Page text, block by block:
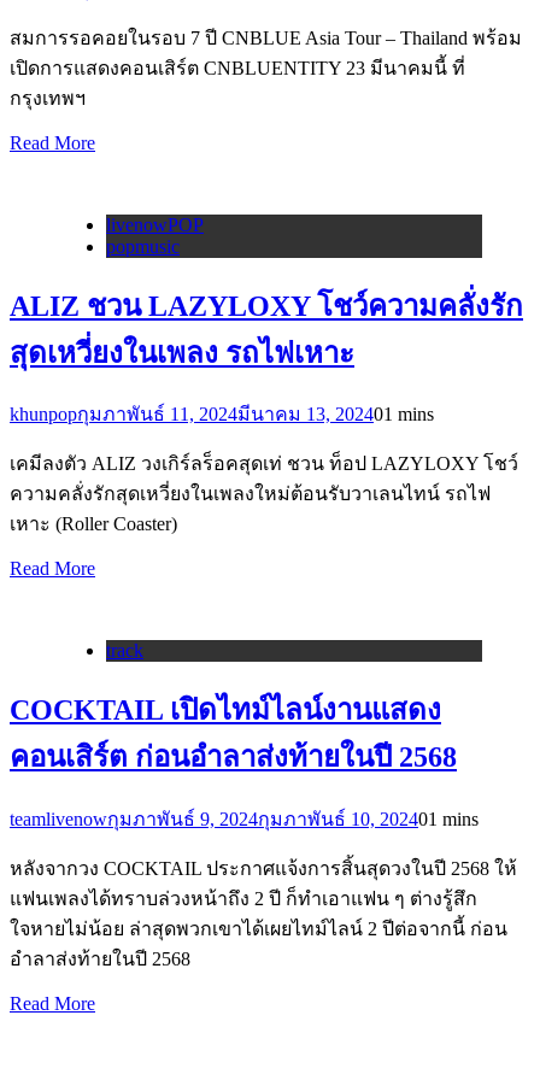
สมการรอคอยในรอบ 7 ปี CNBLUE Asia Tour – Thailand พร้อม
เปิดการแสดงคอนเสิร์ต CNBLUENTITY 23 มีนาคมนี้ ที่
กรุงเทพฯ
Read More
livenowPOP
popmusic
ALIZ ชวน LAZYLOXY โชว์ความคลั่งรัก
สุดเหวี่ยงในเพลง รถไฟเหาะ
khunpopกุมภาพันธ์ 11, 2024มีนาคม 13, 202401 mins
เคมีลงตัว ALIZ วงเกิร์ลร็อคสุดเท่ ชวน ท็อป LAZYLOXY โชว์
ความคลั่งรักสุดเหวี่ยงในเพลงใหม่ต้อนรับวาเลนไทน์ รถไฟ
เหาะ (Roller Coaster)
Read More
track
COCKTAIL เปิดไทม์ไลน์งานแสดง
คอนเสิร์ต ก่อนอำลาส่งท้ายในปี 2568
teamlivenowกุมภาพันธ์ 9, 2024กุมภาพันธ์ 10, 202401 mins
หลังจากวง COCKTAIL ประกาศแจ้งการสิ้นสุดวงในปี 2568 ให้
แฟนเพลงได้ทราบล่วงหน้าถึง 2 ปี ก็ทำเอาแฟน ๆ ต่างรู้สึก
ใจหายไม่น้อย ล่าสุดพวกเขาได้เผยไทม์ไลน์ 2 ปีต่อจากนี้ ก่อน
อำลาส่งท้ายในปี 2568
Read More